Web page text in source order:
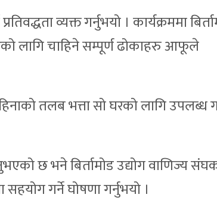
व्यक्त गर्नुभयो । कार्यक्रममा
लागि चाहिने सम्पूर्ण ढोकाहरु आफूले
तलब भत्ता सो घरको लागि उपलब्ध
छ भने बिर्तामोड उद्योग वाणिज्य
गर्ने घोषणा गर्नुभयो ।